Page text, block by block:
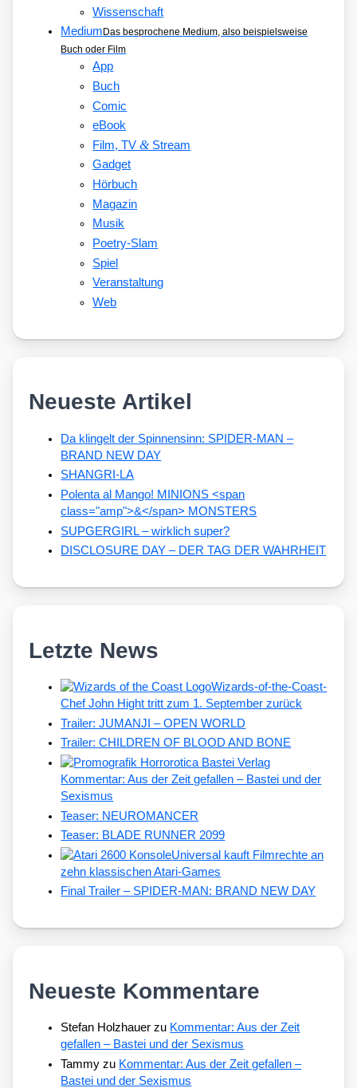
Wissenschaft
Medium Das besprochene Medium, also beispielsweise
Buch oder Film
App
Buch
Comic
eBook
Film, TV&Stream
Gadget
Hörbuch
Magazin
Musik
Poetry-Slam
Spiel
Veranstaltung
Web
Neueste Artikel
Da klingelt der Spinnensinn: SPIDER-MAN –
BRAND NEW DAY
SHANGRI-LA
Polenta al Mango! MINIONS <span
class="amp">&</span> MONSTERS
SUPGERGIRL – wirklich super?
DISCLOSURE DAY – DER TAG DER WAHRHEIT
Letzte News
Wizards-of-the-Coast-
Chef John Hight tritt zum 1. September zurück
Trailer: JUMANJI – OPEN WORLD
Trailer: CHILDREN OF BLOOD AND BONE
Kommentar: Aus der Zeit gefallen – Bastei und der
Sexismus
Teaser: NEUROMANCER
Teaser: BLADE RUNNER 2099
Universal kauft Filmrechte an
zehn klassischen Atari-Games
Final Trailer – SPIDER-MAN: BRAND NEW DAY
Neueste Kommentare
Stefan Holzhauer zu Kommentar: Aus der Zeit
gefallen – Bastei und der Sexismus
Tammy zu Kommentar: Aus der Zeit gefallen –
Bastei und der Sexismus